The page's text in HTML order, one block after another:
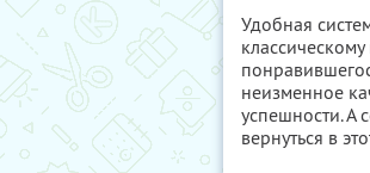
Удобная
неизменное
успешности. А
вернуться в